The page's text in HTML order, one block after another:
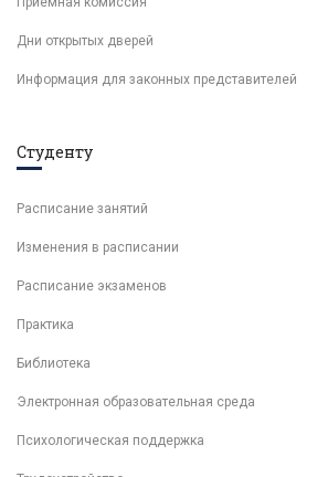
Дни открытых дверей
Информация для законных представителей
Студенту
Расписание занятий
Изменения в расписании
Расписание экзаменов
Практика
Библиотека
Электронная образовательная среда
Психологическая поддержка